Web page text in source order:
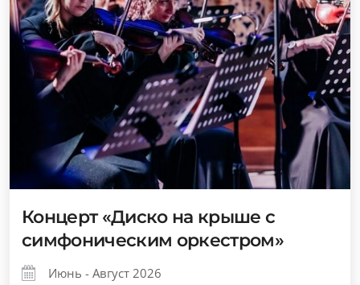
Концерт «Диско на крыше с
симфоническим оркестром»
Июнь - Август 2026